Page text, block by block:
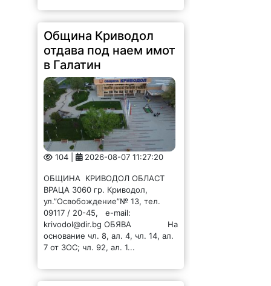
Община Криводол
отдава под наем имот
в Галатин
104 | 2026-08-07 11:27:20
ОБЩИНА КРИВОДОЛ ОБЛАСТ
ВРАЦА 3060 гр. Криводол,
ул.”Освобождение”№ 13, тел.
09117 / 20-45, e-mail:
krivodol@dir.bg ОБЯВА На
основание чл. 8, ал. 4, чл. 14, ал.
7 от ЗОС; чл. 92, ал. 1...